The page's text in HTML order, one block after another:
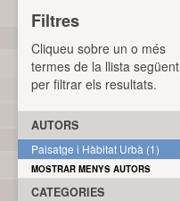
Filtres
Cliqueu sobre un o més
termes de la llista següent
per filtrar els resultats.
AUTORS
Paisatge i Hàbitat Urbà (1)
MOSTRAR MENYS AUTORS
CATEGORIES